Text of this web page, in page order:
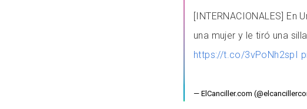
[INTERNACIONALES] En
una mujer y le tiró una
https://t.co/3vPoNh2spI
— ElCanciller.com